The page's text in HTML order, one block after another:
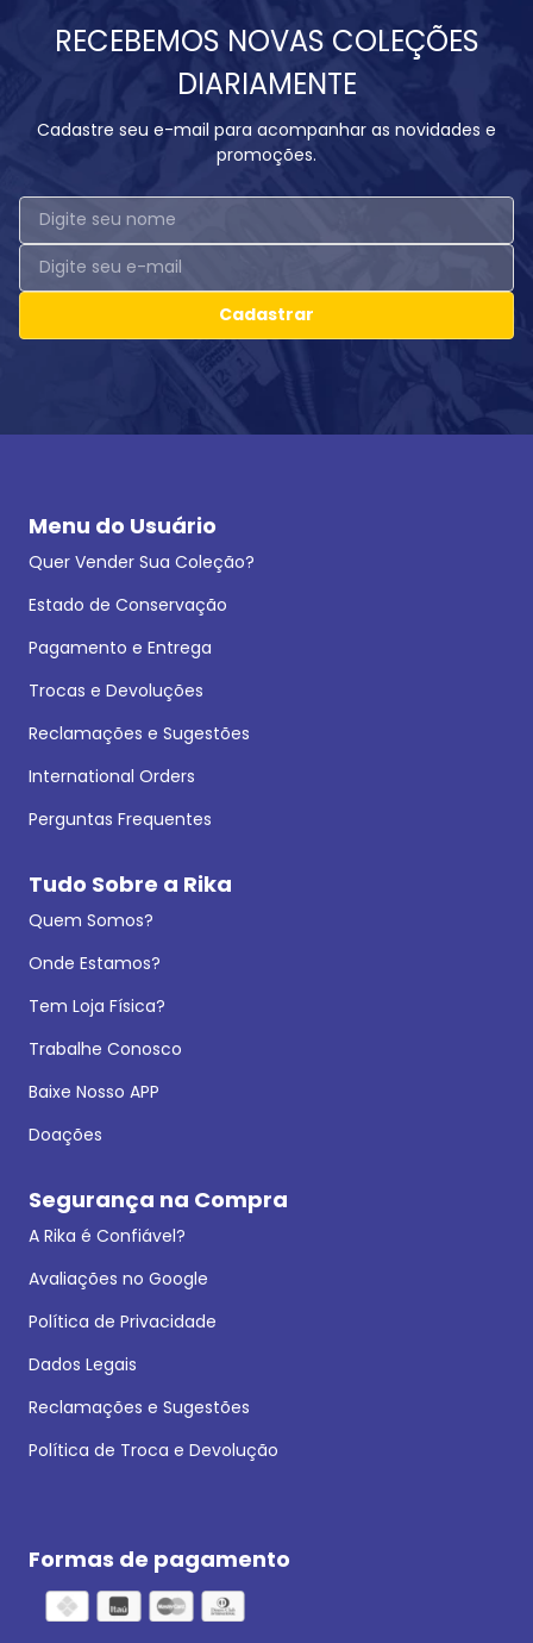
RECEBEMOS NOVAS COLEÇÕES
DIARIAMENTE
Cadastre seu e-mail para acompanhar as novidades e
promoções.
Cadastrar
Menu do Usuário
Quer Vender Sua Coleção?
Estado de Conservação
Pagamento e Entrega
Trocas e Devoluções
Reclamações e Sugestões
International Orders
Perguntas Frequentes
Tudo Sobre a Rika
Quem Somos?
Onde Estamos?
Tem Loja Física?
Trabalhe Conosco
Baixe Nosso APP
Doações
Segurança na Compra
A Rika é Confiável?
Avaliações no Google
Política de Privacidade
Dados Legais
Reclamações e Sugestões
Política de Troca e Devolução
Formas de pagamento